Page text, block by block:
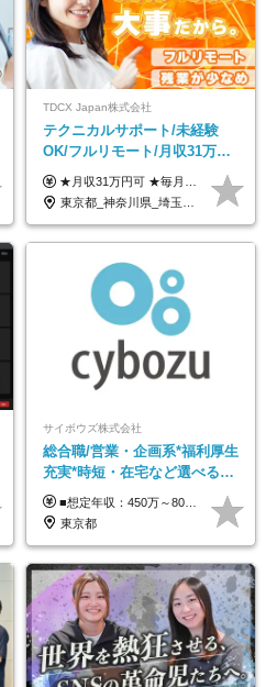
TDCX Japan株式会社
テクニカルサポート/未経験
OK/フルリモート/月収31万円
可/月最大3万のインセンティ
ブ支給/平均年齢33歳
★月収31万円可 ★毎月「最大3万円」のインセンティブあり 月給266,228円～＋スキル手当（15,000円）＋インセンティブ（月最大3万円） ※月給例（月額最大額）：281,228 円＋残業代発生分 インセンティブを最大まで取得できた場合は、月額最大額：311,228円＋残業代発生分 となります ※経験・スキルなどを考慮し決定します ※残業代は1分単位で支給 ※試用期間3ヵ月あり（契約社員期間も給与・待遇に変更なし） ※インセンティブは効率性、顧客満足、勤怠状況等の結果により毎月金額が決定されます。 ＼”頑張り”はインセンティブで還元！／ 入社3ヶ月目から、目標数字やKPI、勤怠状況、お客様アンケートなどをもとに評価をスタート。 最短4ヶ月目にはインセンティブの支給も可能です！
東京都_神奈川県_埼玉県_千葉県_大阪府_愛知県_北海道_青森県_岩手県_宮城県_秋田県_山形県_福島県_茨城県_栃木県_群馬県_新潟県_山梨県_長野県_富山県_石川県_福井県_静岡県_岐阜県_三重県_兵庫県_京都府_滋賀県_奈良県_和歌山県_広島県_岡山県_鳥取県_島根県_山口県_徳島県_香川県_愛媛県_高知県_福岡県_熊本県_佐賀県_長崎県_大分県_宮崎県_鹿児島県_沖縄県
サイボウズ株式会社
総合職/営業・企画系*福利厚生
充実*時短・在宅など選べる働
き方*賞与年2回
■想定年収：450万～800万円（基本給12ヶ月分＋賞与2ヶ月分） ※上記想定年収はフルタイムの働き方を想定しています。 それ以外の働き方（勤務日数、時短、固定残業時間数の変更など）の場合 上記想定年収の支給を確約するものではありません ※賞与は全社の業績に応じて変動の可能性があります ※ご経験・スキルを考慮のうえ、当社規定により優遇します （試用期間3ヶ月有/給与・待遇に差異なし） ■昇給年1回 ■賞与年2回（2月・8月）
東京都